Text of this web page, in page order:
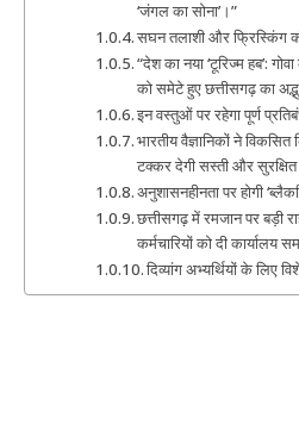
‘जंगल का सोना’।”
सघन तलाशी और फ्रिस्किंग
“देश का नया ‘टूरिज्म हब’:
को समेटे हुए छत्तीसगढ़ का
इन वस्तुओं पर रहेगा पूर्ण
भारतीय वैज्ञानिकों ने
टक्कर देगी सस्ती और
अनुशासनहीनता पर होगी
छत्तीसगढ़ में रमजान पर बड़ी
कर्मचारियों को दी कार्यालय
दिव्यांग अभ्यर्थियों के लिए